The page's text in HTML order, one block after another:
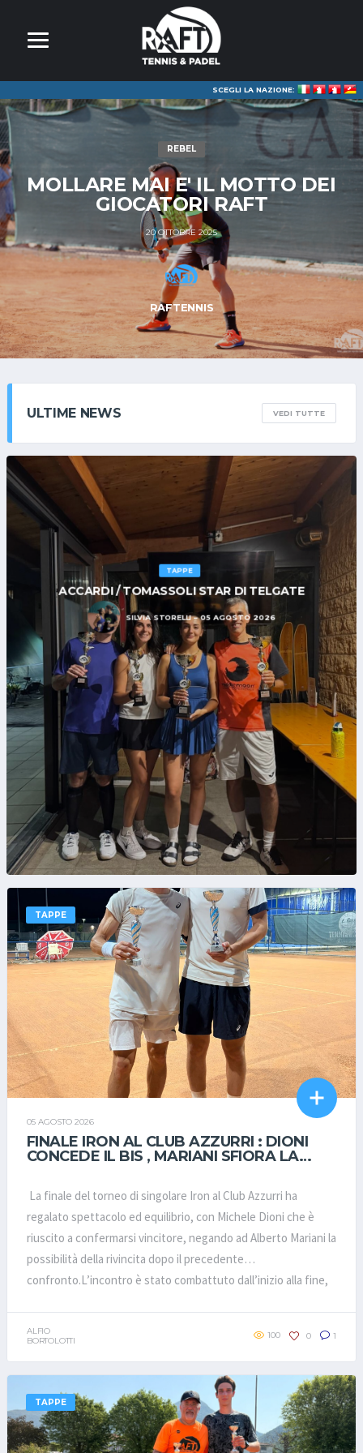
SCEGLI LA NAZIONE:
REBEL
MOLLARE MAI E' IL MOTTO DEI
GIOCATORI RAFT
20 OTTOBRE 2025
RAFTENNIS
ULTIME NEWS VEDI TUTTE
TAPPE
ACCARDI / TOMASSOLI STAR DI TELGATE
SILVIA STORELLI 05 AGOSTO 2026
TAPPE
05 AGOSTO 2026
FINALE IRON AL CLUB AZZURRI : DIONI
CONCEDE IL BIS , MARIANI SFIORA LA
La finale del torneo di singolare Iron al Club Azzurri ha
regalato spettacolo ed equilibrio, con Michele Dioni che è
riuscito a confermarsi vincitore, negando ad Alberto Mariani la
possibilità della rivincita dopo il precedente
confronto.L’incontro è stato combattuto dall’inizio alla fine,
Mariani, bravo a coprire il campo con grande corsa e autore di
un’ottima prestazione al servizio, fondamentale che gli ha
permesso di restare sempre in partita.Dioni, al contrario, ha
vissuto una giornata complicata alla battuta, trovando con
difficoltà la prima di servizio. Nonostante questo, ha saputo
gestire con lucidità i momenti più delicati del match,
ALFIO
BORTOLOTTI
100 0 1
TAPPE